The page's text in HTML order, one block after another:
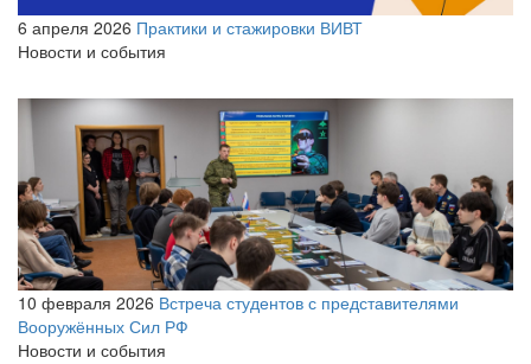
6 апреля 2026 Практики и стажировки ВИВТ
Новости и события
10 февраля 2026 Встреча студентов с представителями
Вооружённых Сил РФ
Новости и события